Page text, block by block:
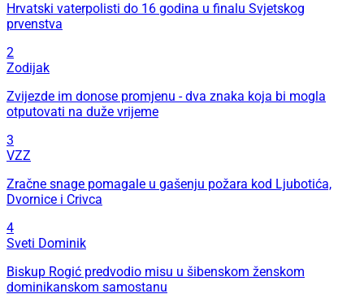
Hrvatski vaterpolisti do 16 godina u finalu Svjetskog
prvenstva
2
Zodijak
Zvijezde im donose promjenu - dva znaka koja bi mogla
otputovati na duže vrijeme
3
VZZ
Zračne snage pomagale u gašenju požara kod Ljubotića,
Dvornice i Crivca
4
Sveti Dominik
Biskup Rogić predvodio misu u šibenskom ženskom
dominikanskom samostanu